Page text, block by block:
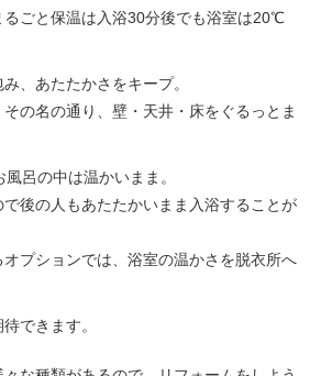
るごと保温は入浴30分後でも浴室は20℃
、あたたかさをキープ。
の名の通り、壁・天井・床をぐるっとま
呂の中は温かいまま。
後の人もあたたかいまま入浴することが
オプションでは、浴室の温かさを脱衣所へ
できます。